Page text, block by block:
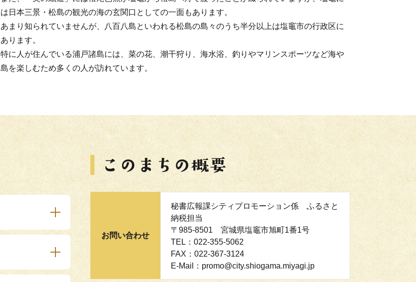
は日本三景・松島の観光の海の玄関口としての一面もあります。
あまり知られていませんが、八百八島といわれる松島の島々のうち半分以上は塩竈市の行政区に
あります。
特に人が住んでいる浦戸諸島には、菜の花、潮干狩り、海水浴、釣りやマリンスポーツなど海や
島を楽しむため多くの人が訪れています。
お問い合わせ
秘書広報課シティプロモーション係 ふるさと
納税担当
〒985-8501 宮城県塩竈市旭町1番1号
TEL：022-355-5062
FAX：022-367-3124
E-Mail：promo@city.shiogama.miyagi.jp